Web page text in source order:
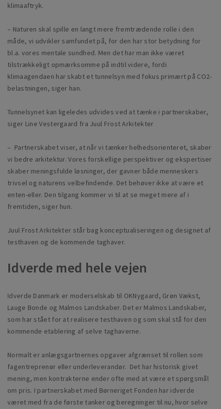
klimaaftryk.
– Naturen skal spille en langt mere fremtrædende rolle i den
måde, vi udvikler samfundet på, for den har stor betydning for
bl.a. vores mentale sundhed. Men det har man ikke været
tilstrækkeligt opmærksomme på indtil videre, fordi
klimaagendaen har skabt et tunnelsyn med fokus primært på CO2-
belastningen, siger han.
Tunnelsynet kan ligeledes udvides ved at tænke i partnerskaber,
siger Line Vestergaard fra Juul Frost Arkitekter
– Partnerskabet viser, at når vi tænker helhedsorienteret, skaber
vi bedre arkitektur. Vores forskellige perspektiver og ekspertiser
skaber meningsfulde løsninger, der gavner både menneskers
trivsel og naturens velbefindende. Det behøver ikke at være et
enten-eller. Den tilgang kommer vi til at se meget mere af i
fremtiden, siger hun.
Juul Frost Arkitekter står bag konceptualiseringen og designet af
testhaven og de kommende taghaver.
Idverde med hele vejen
Idverde Danmark er moderselskab til OKNygaard, Grøn Vækst,
Lauge Bonde og Malmos Landskaber. Det er Malmos Landskaber,
som har stået for at realisere testhaven og som skal stå for den
kommende etablering af selve taghaverne.
Normalt er anlægsgartnernes opgaver afgrænset til rollen som
fagentreprenør eller underleverandør. Det har historisk givet
mening, men kontrakterne ender ofte med at være et spørgsmål
om pris. I partnerskabet med Børneriget Fonden har idverde
været med fra de første tanker og beregninger til nu, hvor selve